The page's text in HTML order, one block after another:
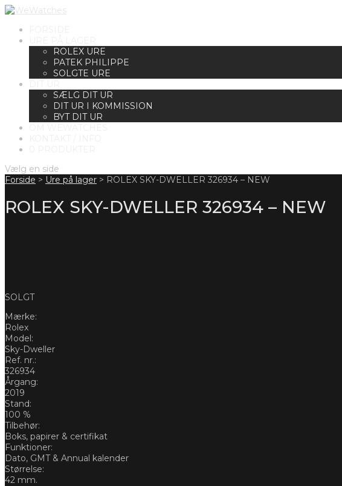
ROLEX URE
PATEK PHILIPPE
SOLGTE URE
SÆLG DIT UR
DIT UR I KOMMISSION
BYT DIT UR
Vælg en side
Forside > Ure på lager > ROLEX SKY-DWELLER 326934 – NEW
ROLEX SKY-DWELLER 326934 – NEW
SOLGT
Mærke:
Rolex
Model:
Sky-Dweller
Ref. nr.:
326934
Årgang:
2019
Stand:
100 %
Tilbehør:
Boks, papirer & certifikat
Funktioner:
Dato, GMT & Annual kalender
Størrelse:
42 mm.